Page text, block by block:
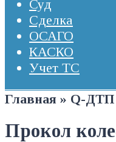
Суд
Сделка
ОСАГО
КАСКО
Учет ТС
Главная » Q-ДТП
Прокол